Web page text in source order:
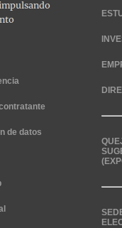
de datos